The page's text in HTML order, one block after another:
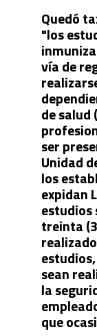
Quedó
"los
vía de
de salud
ser
Unidad
los
expidan
estudios
treinta
sean
la
que